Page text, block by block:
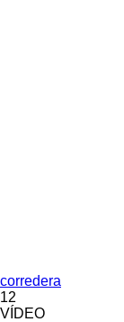
corredera
12
VÍDEO